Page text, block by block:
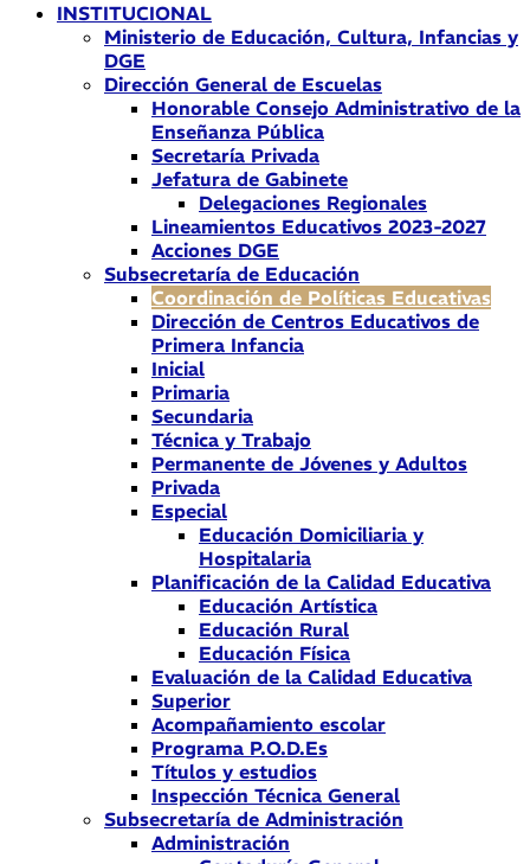
INSTITUCIONAL
Ministerio de Educación, Cultura, Infancias y
DGE
Dirección General de Escuelas
Honorable Consejo Administrativo de la
Enseñanza Pública
Secretaría Privada
Jefatura de Gabinete
Delegaciones Regionales
Lineamientos Educativos 2023-2027
Acciones DGE
Subsecretaría de Educación
Coordinación de Políticas Educativas
Dirección de Centros Educativos de
Primera Infancia
Inicial
Primaria
Secundaria
Técnica y Trabajo
Permanente de Jóvenes y Adultos
Privada
Especial
Educación Domiciliaria y
Hospitalaria
Planificación de la Calidad Educativa
Educación Artística
Educación Rural
Educación Física
Evaluación de la Calidad Educativa
Superior
Acompañamiento escolar
Programa P.O.D.Es
Títulos y estudios
Inspección Técnica General
Subsecretaría de Administración
Administración